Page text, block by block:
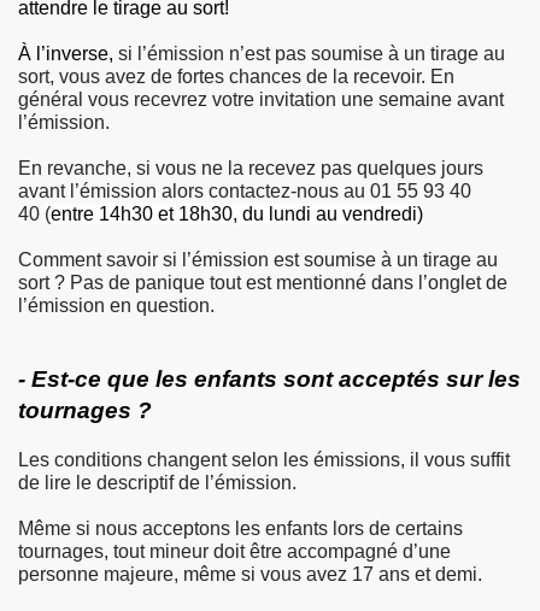
attendre le tirage au sort!
À l’inverse, si l’émission n’est pas soumise à un tirage au
sort, vous avez de fortes chances de la recevoir. En
général vous recevrez votre invitation une semaine avant
l’émission.
En revanche, si vous ne la recevez pas quelques jours
avant l’émission alors contactez-nous au 01 55 93 40
40 (entre 14h30 et 18h30, du lundi au vendredi)
Comment savoir si l’émission est soumise à un tirage au
sort ? Pas de panique tout est mentionné dans l’onglet de
l’émission en question.
- Est-ce que les enfants sont acceptés sur les
tournages ?
Les conditions changent selon les émissions, il vous suffit
de lire le descriptif de l’émission.
Même si nous acceptons les enfants lors de certains
tournages, tout mineur doit être accompagné d’une
personne majeure, même si vous avez 17 ans et demi.